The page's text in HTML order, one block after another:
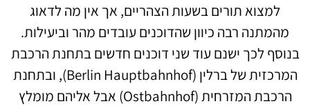
למצוא תורים בשעות הצהריים, אך אין מה לדאוג
מהמתנה רבה כיוון שהדוכנים עובדים מהר וביעילות.
בנוסף לכך ישנם עוד שני דוכנים חדשים בתחנת הרכבת
המרכזית של ברלין (Berlin Hauptbahnhof), ובתחנת
הרכבת המזרחית (Ostbahnhof) אבל אליהם מומלץ